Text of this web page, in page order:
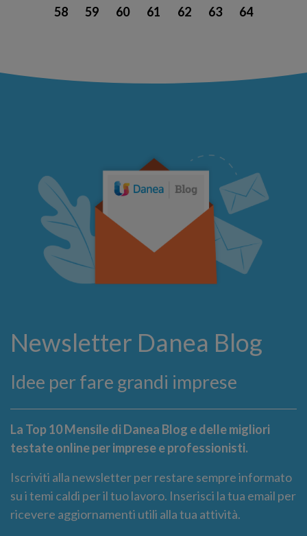
58 59 60 61 62 63 64
Newsletter Danea Blog
Idee per fare grandi imprese
La Top 10 Mensile di Danea Blog e delle migliori
testate online per imprese e professionisti.
Iscriviti alla newsletter per restare sempre informato
su i temi caldi per il tuo lavoro. Inserisci la tua email per
ricevere aggiornamenti utili alla tua attività.